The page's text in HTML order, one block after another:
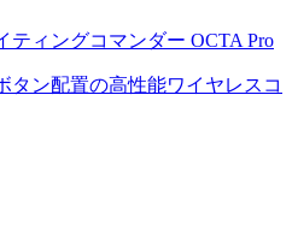
ティングコマンダー OCTA Pro
タン配置の高性能ワイヤレスコ